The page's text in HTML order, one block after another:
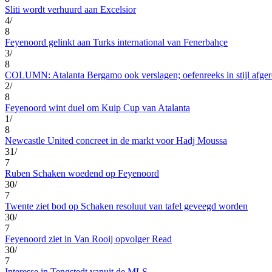
Sliti wordt verhuurd aan Excelsior
4/
8
Feyenoord gelinkt aan Turks international van Fenerbahçe
3/
8
COLUMN: Atalanta Bergamo ook verslagen; oefenreeks in stijl
2/
8
Feyenoord wint duel om Kuip Cup van Atalanta
1/
8
Newcastle United concreet in de markt voor Hadj Moussa
31/
7
Ruben Schaken woedend op Feyenoord
30/
7
Twente ziet bod op Schaken resoluut van tafel geveegd worden
30/
7
Feyenoord ziet in Van Rooij opvolger Read
30/
7